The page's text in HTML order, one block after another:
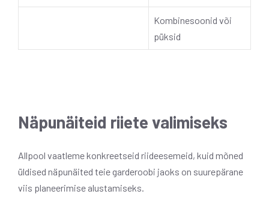
Kombinesoonid või
püksid
Näpunäiteid riiete valimiseks
Allpool vaatleme konkreetseid riideesemeid, kuid mõned
üldised näpunäited teie garderoobi jaoks on suurepärane
viis planeerimise alustamiseks.